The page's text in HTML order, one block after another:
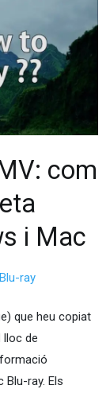
com
i Mac
Blu-ray
que heu copiat
lloc de
ray. Els